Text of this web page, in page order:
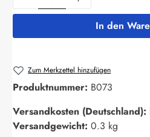
In den
Zum Merkzettel hinzufügen
Produktnummer: B073
Versandkosten (Deutschland):
Versandgewicht: 0.3 kg